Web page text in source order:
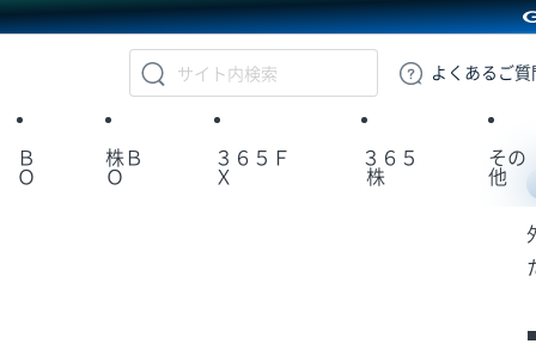
GMOクリック証券
よくある ご質
Ｂ
Ｏ
株Ｂ
Ｏ
３６５Ｆ
Ｘ
３６５
株
その
他